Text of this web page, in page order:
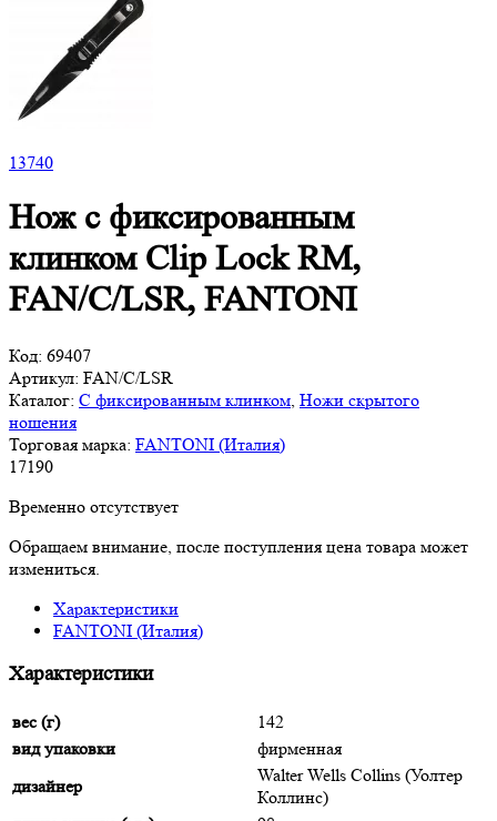
13740
Нож с фиксированным
клинком Clip Lock RM,
FAN/C/LSR, FANTONI
Код: 69407
Артикул: FAN/C/LSR
Каталог: С фиксированным клинком Ножи скрытого
ношения
Торговая марка: FANTONI (Италия)
17190
Временно отсутствует
Обращаем внимание, после поступления цена товара может
измениться.
Характеристики
FANTONI (Италия)
Характеристики
вес (г)
142
вид упаковки
фирменная
дизайнер
Walter Wells Collins (Уолтер
Коллинс)